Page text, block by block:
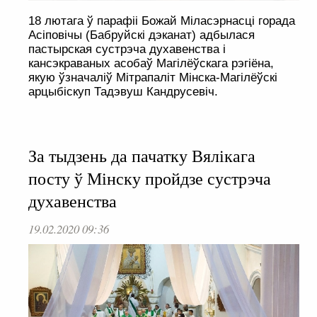
18 лютага ў парафіі Божай Міласэрнасці горада
Асіповічы (Бабруйскі дэканат) адбылася
пастырская сустрэча духавенства і
кансэкраваных асобаў Магілёўскага рэгіёна,
якую ўзначаліў Мітрапаліт Мінска-Магілёўскі
арцыбіскуп Тадэвуш Кандрусевіч.
За тыдзень да пачатку Вялікага
посту ў Мінску пройдзе сустрэча
духавенства
19.02.2020 09:36